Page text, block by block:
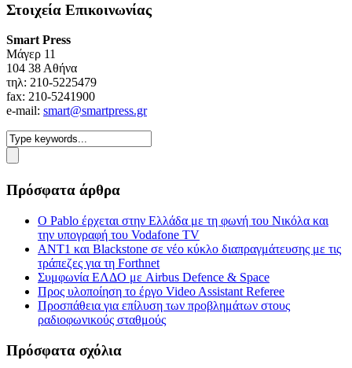
Στοιχεία Επικοινωνίας
Smart Press
Mάγερ 11
104 38 Αθήνα
τηλ: 210-5225479
fax: 210-5241900
e-mail: smart@smartpress.gr
Πρόσφατα άρθρα
Ο Pablo έρχεται στην Ελλάδα με τη φωνή του Νικόλα και
την υπογραφή του Vodafone TV
ΑΝΤ1 και Blackstone σε νέο κύκλο διαπραγμάτευσης με τις
τράπεζες για τη Forthnet
Συμφωνία ΕΛΔΟ με Airbus Defence & Space
Προς υλοποίηση το έργο Video Assistant Referee
Προσπάθεια για επίλυση των προβλημάτων στους
ραδιοφωνικούς σταθμούς
Πρόσφατα σχόλια